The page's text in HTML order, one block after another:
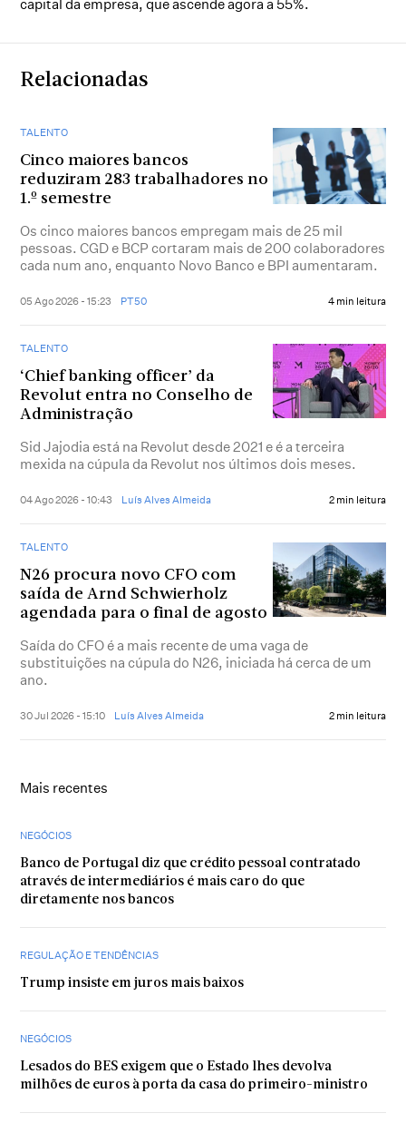
capital da empresa, que ascende agora a 55%.
Relacionadas
TALENTO
Cinco maiores bancos
reduziram 283 trabalhadores no
1.º semestre
Os cinco maiores bancos empregam mais de 25 mil
pessoas. CGD e BCP cortaram mais de 200 colaboradores
cada num ano, enquanto Novo Banco e BPI aumentaram.
05 Ago 2026 - 15:23 PT50 4 min leitura
TALENTO
‘Chief banking officer’ da
Revolut entra no Conselho de
Administração
Sid Jajodia está na Revolut desde 2021 e é a terceira
mexida na cúpula da Revolut nos últimos dois meses.
04 Ago 2026 - 10:43 Luís Alves Almeida 2 min leitura
TALENTO
N26 procura novo CFO com
saída de Arnd Schwierholz
agendada para o final de agosto
Saída do CFO é a mais recente de uma vaga de
substituições na cúpula do N26, iniciada há cerca de um
ano.
30 Jul 2026 - 15:10 Luís Alves Almeida 2 min leitura
Mais recentes
NEGÓCIOS
Banco de Portugal diz que crédito pessoal contratado
através de intermediários é mais caro do que
diretamente nos bancos
REGULAÇÃO E TENDÊNCIAS
Trump insiste em juros mais baixos
NEGÓCIOS
Lesados do BES exigem que o Estado lhes devolva
milhões de euros à porta da casa do primeiro-ministro